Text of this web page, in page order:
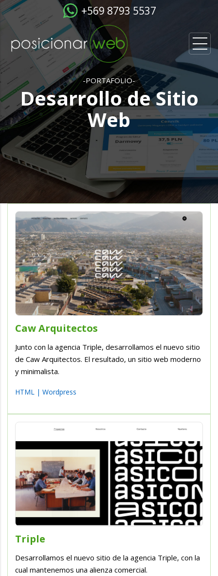
+569 8793 5537
-PORTAFOLIO-
Desarrollo de Sitio
Web
Caw Arquitectos
Junto con la agencia Triple, desarrollamos el nuevo sitio
de Caw Arquitectos. El resultado, un sitio web moderno
y minimalista.
HTML | Wordpress
Triple
Desarrollamos el nuevo sitio de la agencia Triple, con la
cual mantenemos una alienza comercial.